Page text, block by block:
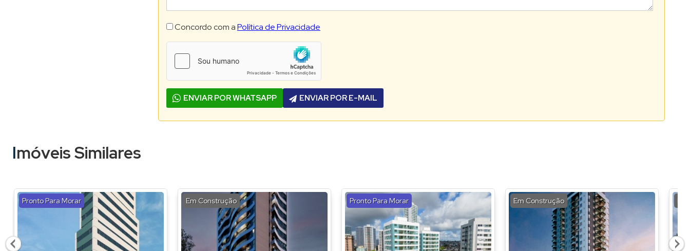
Concordo com aPolítica de Privacidade
ENVIAR POR WHATSAPP ENVIAR POR E-MAIL
Imóveis Similares
Pronto Para Morar Em Construção Pronto Para Morar Em Construção